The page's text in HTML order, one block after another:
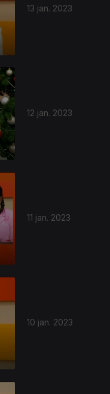
13 jan. 2023
12 jan. 2023
11 jan. 2023
10 jan. 2023